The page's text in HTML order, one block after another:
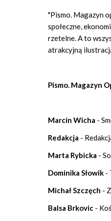
"Pismo. Magazyn
społeczne,
rzetelne. A to
atrakcyjną
Pismo. Magazyn
Marcin Wicha -
Redakcja -
Marta Rybicka -
Dominika Słowik -
Michał Szczęch -
Balsa Brkovic -